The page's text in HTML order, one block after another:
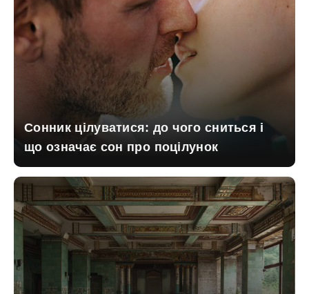
Сонник цілуватися: до чого сниться і
що означає сон про поцілунок